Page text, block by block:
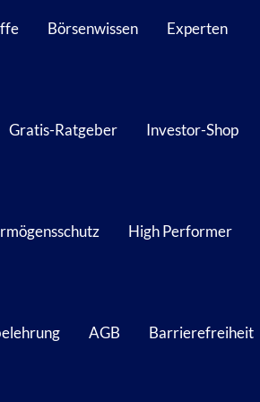
Börsenwissen Experten
Gratis-Ratgeber Investor-Shop
High Performer
AGB Barrierefreiheit